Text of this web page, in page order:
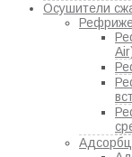
Осушители